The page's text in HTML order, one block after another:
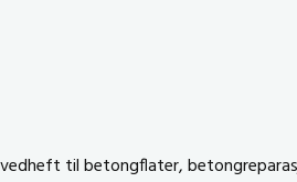
til betongflater,